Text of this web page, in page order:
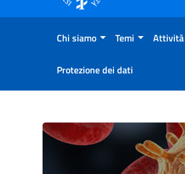
Chi siamo Temi Attività
Protezione dei dati
Vaccini innovativi